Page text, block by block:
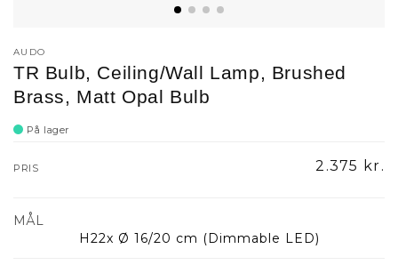
AUDO
TR Bulb, Ceiling/Wall Lamp, Brushed
Brass, Matt Opal Bulb
På lager
PRIS 2.375 kr.
MÅL
H22x Ø 16/20 cm (Dimmable LED)